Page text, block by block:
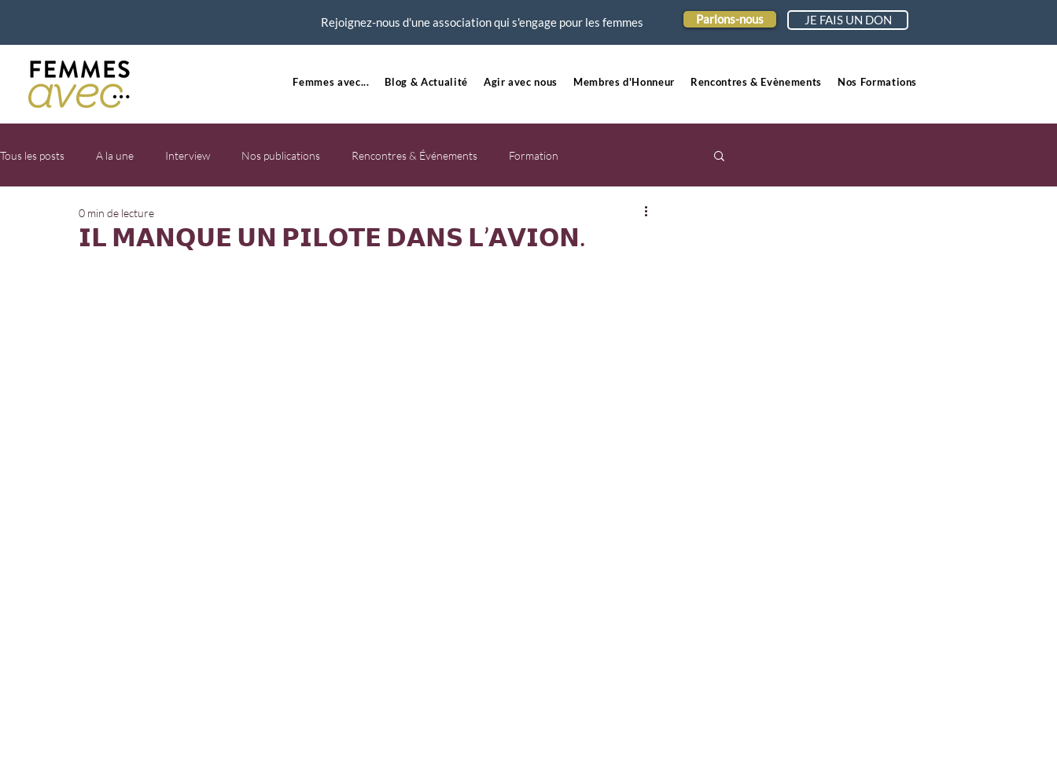
Rejoignez-nous d'une association qui s'engage pour les femmes Parlons-nous JE FAIS UN DON
Femmes avec... Blog & Actualité Agir avec nous Membres d'Honneur Rencontres & Evènements Nos Formations
Tous les posts A la une Interview Nos publications Rencontres & Événements Formation
𝗜𝗟 𝗠𝗔𝗡𝗤𝗨𝗘 𝗨𝗡 𝗣𝗜𝗟𝗢𝗧𝗘 𝗗𝗔𝗡𝗦 𝗟’𝗔𝗩𝗜𝗢𝗡.
0 min de lecture